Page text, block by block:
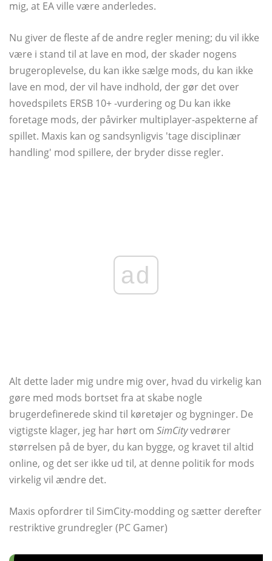
mig, at EA ville være anderledes.
Nu giver de fleste af de andre regler mening; du vil ikke
være i stand til at lave en mod, der skader nogens
brugeroplevelse, du kan ikke sælge mods, du kan ikke
lave en mod, der vil have indhold, der gør det over
hovedspilets ERSB 10+ -vurdering og Du kan ikke
foretage mods, der påvirker multiplayer-aspekterne af
spillet. Maxis kan og sandsynligvis 'tage disciplinær
handling' mod spillere, der bryder disse regler.
ad
Alt dette lader mig undre mig over, hvad du virkelig kan
gøre med mods bortset fra at skabe nogle
brugerdefinerede skind til køretøjer og bygninger. De
vigtigste klager, jeg har hørt om SimCityvedrører
størrelsen på de byer, du kan bygge, og kravet til altid
online, og det ser ikke ud til, at denne politik for mods
virkelig vil ændre det.
Maxis opfordrer til SimCity-modding og sætter derefter
restriktive grundregler (PC Gamer)